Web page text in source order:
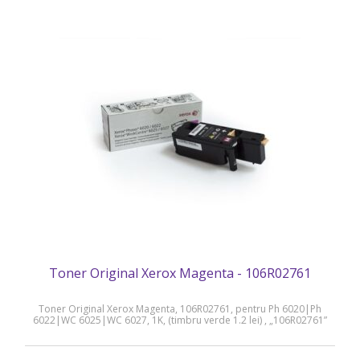
Toner Original Xerox Magenta - 106R02761
Toner Original Xerox Magenta, 106R02761, pentru Ph 6020|Ph
6022|WC 6025|WC 6027, 1K, (timbru verde 1.2 lei) , „106R02761”